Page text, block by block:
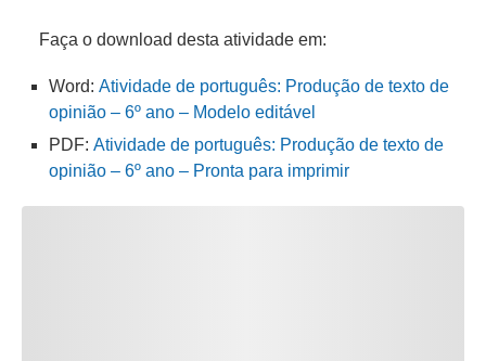
Faça o download desta atividade em:
Word: Atividade de português: Produção de texto de
opinião – 6º ano – Modelo editável
PDF: Atividade de português: Produção de texto de
opinião – 6º ano – Pronta para imprimir